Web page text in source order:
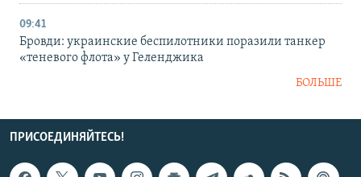
09:41
Бровди: украинские беспилотники поразили танкер
«теневого флота» у Геленджика
БОЛЬШЕ
ПРИСОЕДИНЯЙТЕСЬ!